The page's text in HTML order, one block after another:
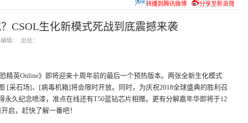
分享至新浪微
转播到腾讯微博
CSOL生化新模式死战到底震撼来袭
辑： 出处：
精英Online》即将迎来十周年前的最后一个预热版本。两张全新生化模式
[采石场]、[病毒机箱]将会限时开放。同时，为庆祝2018全球盛典的胜利召
永久纪念喷漆，准点在线还有T50蓝钻芯片相赠。更有分解嘉年华即将于12
启，赶快了解一番吧！